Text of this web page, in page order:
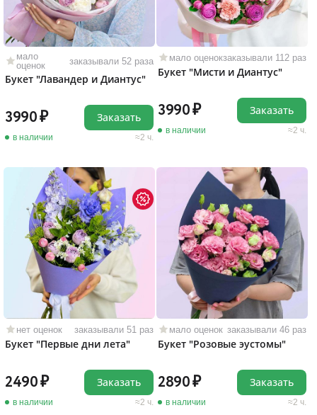
мало
оценок
заказывали 52 раза
Букет "Лавандер и Диантус"
3990
в наличии 2 ч.
Заказать
мало оценокзаказывали 112 раз
Букет "Мисти и Диантус"
3990
в наличии 2 ч.
Заказать
нет оценок заказывали 51 раз
Букет "Первые дни лета"
2490
в наличии 2 ч.
Заказать
мало оценок заказывали 46 раз
Букет "Розовые эустомы"
2890
в наличии 2 ч.
Заказать